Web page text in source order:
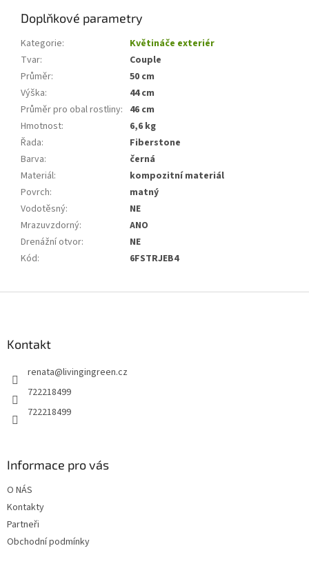
Doplňkové parametry
Kategorie:
Květináče exteriér
Tvar:
Couple
Průměr:
50 cm
Výška:
44 cm
Průměr pro obal rostliny: 46 cm
Hmotnost:
6,6 kg
Řada:
Fiberstone
Barva:
černá
Materiál:
kompozitní materiál
Povrch:
matný
Vodotěsný:
NE
Mrazuvzdorný:
ANO
Drenážní otvor:
NE
Kód: 6FSTRJEB4
Kontakt
renata@livingingreen.cz
722218499
722218499
Informace pro vás
O NÁS
Kontakty
Partneři
Obchodní podmínky